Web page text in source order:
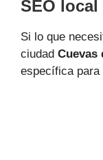
SEO local
Si lo que
ciudad Cuevas
específica para